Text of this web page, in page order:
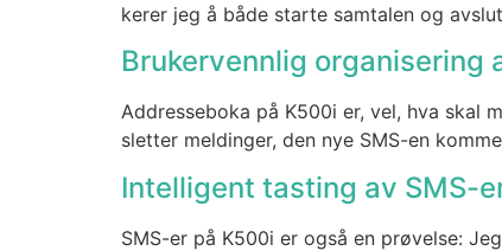
ke­rer jeg å både star­te sam­ta­len og
Brukervennlig organisering
Addresse­boka på K500i er, vel, hva skal
slet­ter mel­din­ger, den nye SMS-en
Intelligent tasting av SMS-
SMS-er på K500i er også en prø­vel­se: